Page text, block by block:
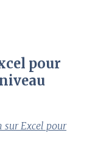
pour
sur Excel pour